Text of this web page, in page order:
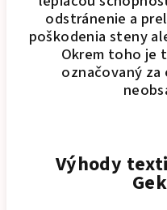
odstránenie a
poškodenia steny
Okrem toho je
označovaný
Výhody